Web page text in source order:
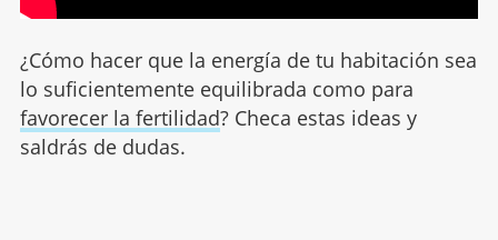
¿Cómo hacer que la energía de tu habitación sea
lo suficientemente equilibrada como para
favorecer la fertilidad? Checa estas ideas y
saldrás de dudas.